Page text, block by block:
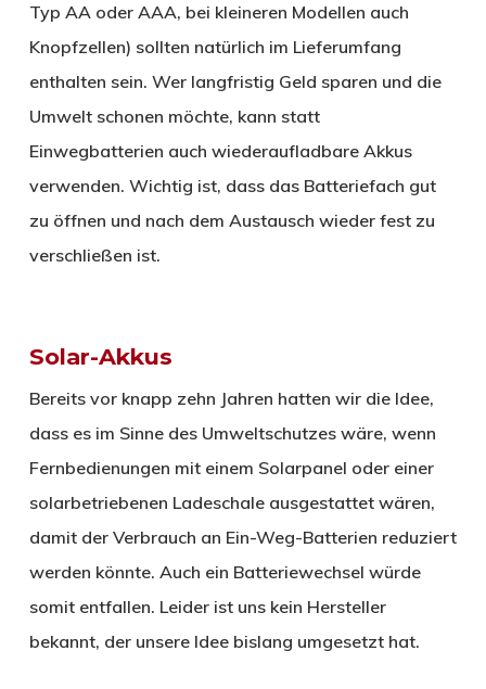
Typ AA oder AAA, bei kleineren Modellen auch
Knopfzellen) sollten natürlich im Lieferumfang
enthalten sein. Wer langfristig Geld sparen und die
Umwelt schonen möchte, kann statt
Einwegbatterien auch wiederaufladbare Akkus
verwenden. Wichtig ist, dass das Batteriefach gut
zu öffnen und nach dem Austausch wieder fest zu
verschließen ist.
Solar-Akkus
Bereits vor knapp zehn Jahren hatten wir die Idee,
dass es im Sinne des Umweltschutzes wäre, wenn
Fernbedienungen mit einem Solarpanel oder einer
solarbetriebenen Ladeschale ausgestattet wären,
damit der Verbrauch an Ein-Weg-Batterien reduziert
werden könnte. Auch ein Batteriewechsel würde
somit entfallen. Leider ist uns kein Hersteller
bekannt, der unsere Idee bislang umgesetzt hat.